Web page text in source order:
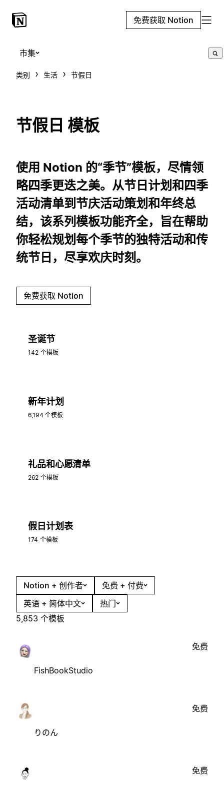
免费获取 Notion
市集
类别 生活 节假日
节假日 模板
使用 Notion 的“季节”模板，尽情领
略四季更迭之美。从节日计划和四季
活动清单到节庆活动策划和年终总
结，该系列模板功能齐全，旨在帮助
你轻松规划每个季节的独特活动和传
统节日，尽享欢庆时刻。
免费获取 Notion
圣诞节
142 个模板
新年计划
6,194 个模板
礼品和心愿清单
262 个模板
假日计划表
174 个模板
Notion + 创作者
免费 + 付费
英语 + 简体中文
热门
5,853 个模板
FishBookStudio
免费
りのん
免费
免费